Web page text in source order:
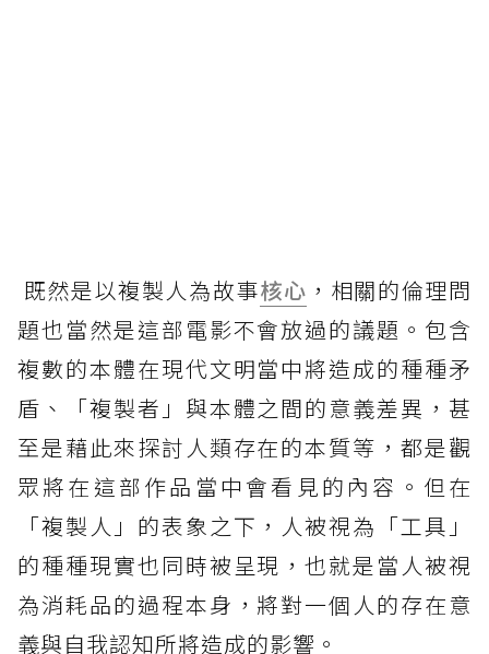
既然是以複製人為故事核心 ，相關的倫理問
題也當然是這部電影不會放過的議題。包含
複數的本體在現代文明當中將造成的種種矛
盾、「複製者」與本體之間的意義差異，甚
至是藉此來探討人類存在的本質等，都是觀
眾將在這部作品當中會看見的內容。但在
「複製人」的表象之下，人被視為「工具」
的種種現實也同時被呈現，也就是當人被視
為消耗品的過程本身，將對一個人的存在意
義與自我認知所將造成的影響。